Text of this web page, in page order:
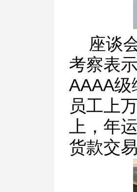
座谈会
考察表
AAAA
员工上
上，年
货款交